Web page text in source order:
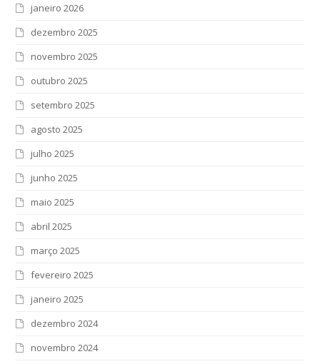
janeiro 2026
dezembro 2025
novembro 2025
outubro 2025
setembro 2025
agosto 2025
julho 2025
junho 2025
maio 2025
abril 2025
março 2025
fevereiro 2025
janeiro 2025
dezembro 2024
novembro 2024